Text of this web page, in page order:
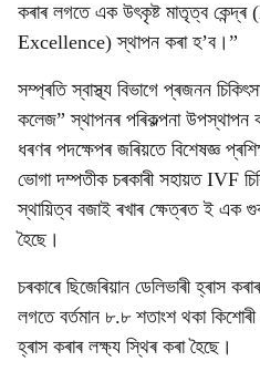
কৰাৰ লগতে এক উৎকৃষ্ট মাতৃত্ব
Excellence) স্থাপন কৰা হ’ব।”
সম্প্ৰতি স্বাস্থ্য বিভাগে প্ৰজনন
কলেজ” স্থাপনৰ পৰিকল্পনা
ধৰণৰ পদক্ষেপৰ জৰিয়তে বিশেষজ্ঞ
ভোগা দম্পতীক চৰকাৰী সহায়ত IVF
স্থায়িত্ব বজাই ৰখাৰ ক্ষেত্ৰত ই এক
হৈছে।
চৰকাৰে ছিজেৰিয়ান ডেলিভাৰী হ্ৰাস
লগতে বৰ্তমান ৮.৮ শতাংশ থকা
হ্ৰাস কৰাৰ লক্ষ্য স্থিৰ কৰা হৈছে।